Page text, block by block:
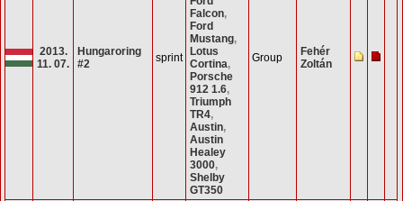
2013.
11. 07.
Hungaroring
#2
sprint
Falcon,
Ford
Mustang,
Lotus
Cortina,
Porsche
912 1.6,
Triumph
TR4,
Austin,
Austin
Healey
3000,
Shelby
GT350
Group
Fehér
Zoltán